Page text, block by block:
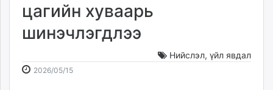
Gogo.mn
caak.mn
news.mn
Baabar.mn
цагийн хуваарь
шинэчлэгдлээ
Нийслэл, үйл явдал
2026/05/152026-
2026-